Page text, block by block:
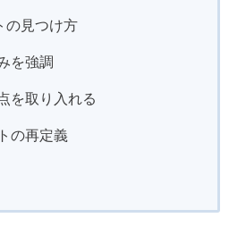
の見つけ方
を強調
を取り入れる
の再定義